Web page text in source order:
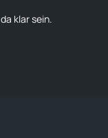
klar sein.